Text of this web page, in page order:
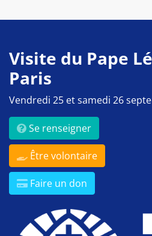
Visite du Pape
Paris
Vendredi 25 et samedi 26
Se renseigner
Être volontaire
Faire un don